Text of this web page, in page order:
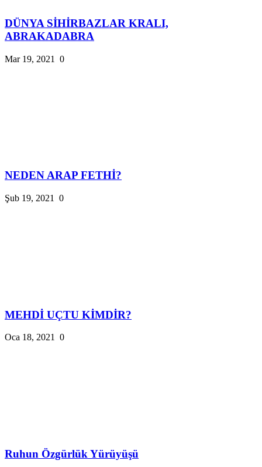
DÜNYA SİHİRBAZLAR KRALI,
ABRAKADABRA
Mar 19, 2021 0
NEDEN ARAP FETHİ?
Şub 19, 2021 0
MEHDİ UÇTU KİMDİR?
Oca 18, 2021 0
Ruhun Özgürlük Yürüyüşü